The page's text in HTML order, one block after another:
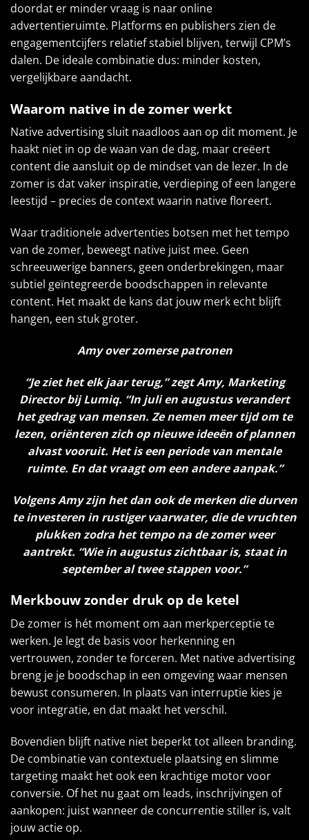
doordat er minder vraag is naar online
advertentieruimte. Platforms en publishers zien de
engagementcijfers relatief stabiel blijven, terwijl CPM’s
dalen. De ideale combinatie dus: minder kosten,
vergelijkbare aandacht.
Waarom native in de zomer werkt
Native advertising sluit naadloos aan op dit moment. Je
haakt niet in op de waan van de dag, maar creëert
content die aansluit op de mindset van de lezer. In de
zomer is dat vaker inspiratie, verdieping of een langere
leestijd – precies de context waarin native floreert.
Waar traditionele advertenties botsen met het tempo
van de zomer, beweegt native juist mee. Geen
schreeuwerige banners, geen onderbrekingen, maar
subtiel geïntegreerde boodschappen in relevante
content. Het maakt de kans dat jouw merk echt blijft
hangen, een stuk groter.
Amy over zomerse patronen
“Je ziet het elk jaar terug,” zegt Amy, Marketing
Director bij Lumiq. “In juli en augustus verandert
het gedrag van mensen. Ze nemen meer tijd om te
lezen, oriënteren zich op nieuwe ideeën of plannen
alvast vooruit. Het is een periode van mentale
ruimte. En dat vraagt om een andere aanpak.”
Volgens Amy zijn het dan ook de merken die durven
te investeren in rustiger vaarwater, die de vruchten
plukken zodra het tempo na de zomer weer
aantrekt. “Wie in augustus zichtbaar is, staat in
september al twee stappen voor.”
Merkbouw zonder druk op de ketel
De zomer is hét moment om aan merkperceptie te
werken. Je legt de basis voor herkenning en
vertrouwen, zonder te forceren. Met native advertising
breng je je boodschap in een omgeving waar mensen
bewust consumeren. In plaats van interruptie kies je
voor integratie, en dat maakt het verschil.
Bovendien blijft native niet beperkt tot alleen branding.
De combinatie van contextuele plaatsing en slimme
targeting maakt het ook een krachtige motor voor
conversie. Of het nu gaat om leads, inschrijvingen of
aankopen: juist wanneer de concurrentie stiller is, valt
jouw actie op.